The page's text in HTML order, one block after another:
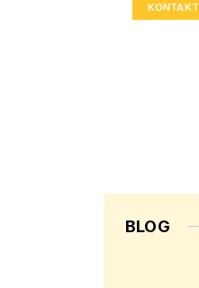
KONTAKT
BLOG